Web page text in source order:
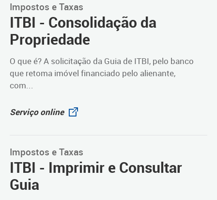
Impostos e Taxas
ITBI - Consolidação da
Propriedade
O que é? A solicitação da Guia de ITBI, pelo banco
que retoma imóvel financiado pelo alienante,
com...
Serviço online
Impostos e Taxas
ITBI - Imprimir e Consultar
Guia